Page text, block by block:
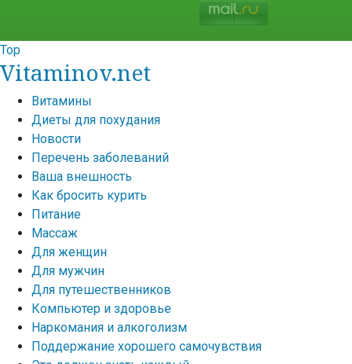
Top
Vitaminov.net
Витамины
Диеты для похудания
Новости
Перечень заболеваний
Ваша внешность
Как бросить курить
Питание
Массаж
Для женщин
Для мужчин
Для путешественников
Компьютер и здоровье
Наркомания и алкоголизм
Поддержание хорошего самочувствия